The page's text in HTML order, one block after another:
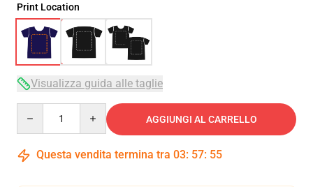
Print Location
Visualizza guida alle taglie
AGGIUNGI AL CARRELLO
Questa vendita termina tra 03: 57: 54